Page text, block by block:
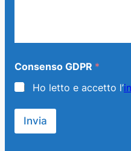
o
m
m
o
Consenso GDPR *
Ho letto e accetto l’
Invia